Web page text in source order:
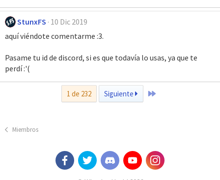
StunxFS 10 Dic 2019
aquí viéndote comentarme :3.
Pasame tu id de discord, si es que todavía lo usas, ya que te
perdí :'(
1 de 232 Siguiente Último
Miembros